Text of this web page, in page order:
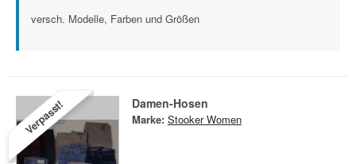
versch. Modelle, Farben und Größen
Verpasst! Damen-Hosen
Marke: Stooker Women